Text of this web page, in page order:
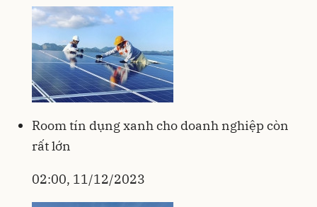
Room tín dụng xanh cho doanh nghiệp còn
rất lớn
02:00, 11/12/2023